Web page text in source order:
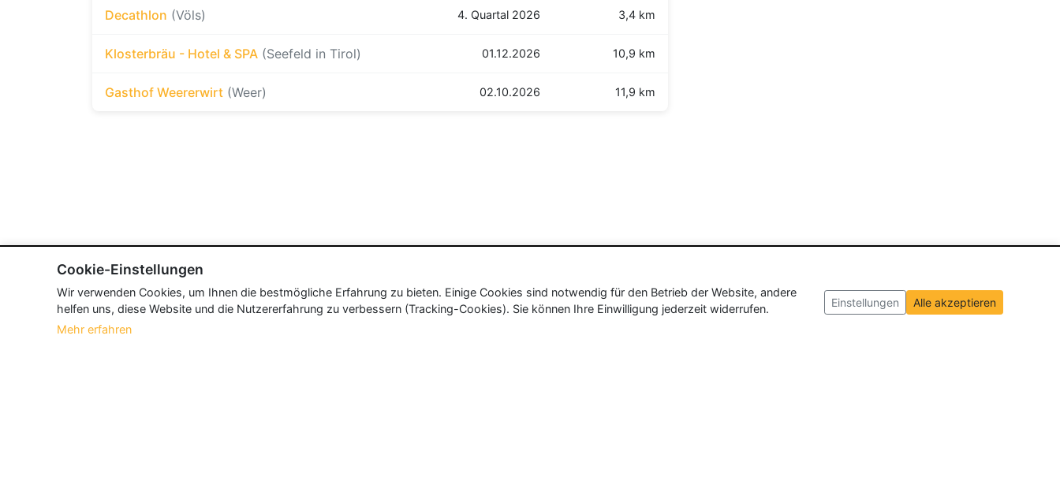
Decathlon (Völs) 4. Quartal 2026 3,4 km
Klosterbräu - Hotel & SPA (Seefeld in Tirol) 01.12.2026 10,9 km
Gasthof Weererwirt (Weer) 02.10.2026 11,9 km
Cookie-Einstellungen
Wir verwenden Cookies, um Ihnen die bestmögliche Erfahrung zu bieten. Einige Cookies sind notwendig für den Betrieb der Website, andere
helfen uns, diese Website und die Nutzererfahrung zu verbessern (Tracking-Cookies). Sie können Ihre Einwilligung jederzeit widerrufen.
Mehr erfahren
Einstellungen Alle akzeptieren